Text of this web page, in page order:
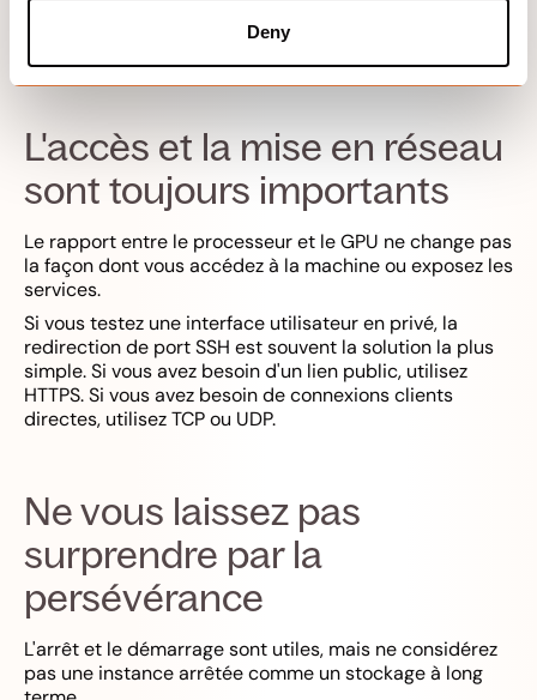
Deny
modèle, notre entretien avecLe premier fournisseur de
montre comment la capacité
L'accès et la mise en réseau
sont toujours importants
Le rapport entre le processeur et le GPU ne change pas
la façon dont vous accédez à la machine ou exposez les
services.
Si vous testez une interface utilisateur en privé, la
redirection de port SSH est souvent la solution la plus
simple. Si vous avez besoin d'un lien public, utilisez
HTTPS. Si vous avez besoin de connexions clients
directes, utilisez TCP ou UDP.
Ne vous laissez pas
surprendre par la
persévérance
L'arrêt et le démarrage sont utiles, mais ne considérez
pas une instance arrêtée comme un stockage à long